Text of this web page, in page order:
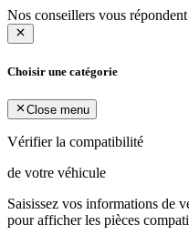
Nos conseillers vous
Choisir une catégorie
Close menu
Vérifier la compatibilité
de votre véhicule
Saisissez vos informations de
pour afficher les pièces